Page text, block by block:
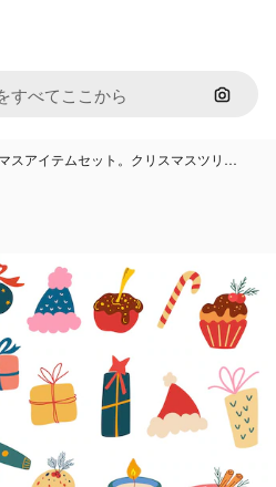
画像で
スアイテムセット。クリスマスツリ…